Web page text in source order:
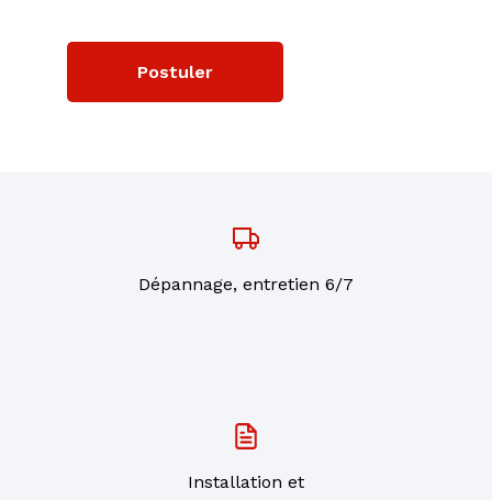
Postuler
Dépannage, entretien 6/7
Installation et